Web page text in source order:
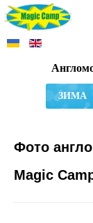
ЗИМА
Фото
Magic